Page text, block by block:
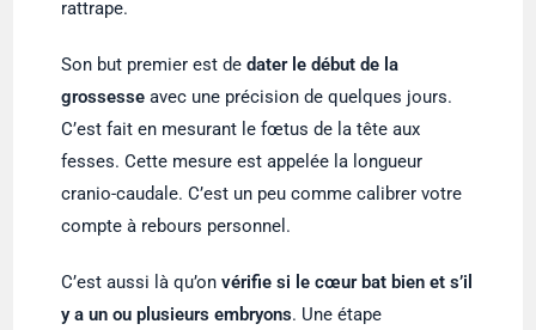
rattrape.
Son but premier est dedater le début de la
grossesse avec une précision de quelques jours.
C’est fait en mesurant le fœtus de la tête aux
fesses. Cette mesure est appelée la longueur
cranio-caudale. C’est un peu comme calibrer votre
compte à rebours personnel.
C’est aussi là qu’onvérifie si le cœur bat bien et s’il
y a un ou plusieurs embryons. Une étape